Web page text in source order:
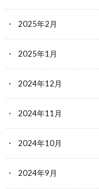
2025年2月
2025年1月
2024年12月
2024年11月
2024年10月
2024年9月